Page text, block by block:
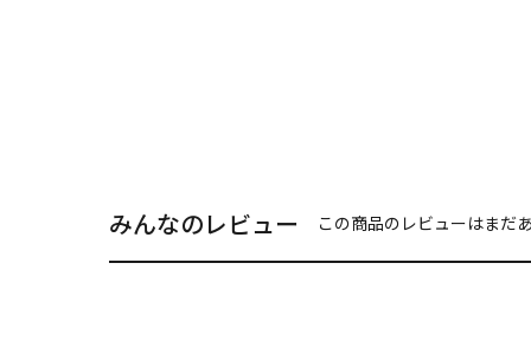
みんなのレビュー この商品のレビューはまだ